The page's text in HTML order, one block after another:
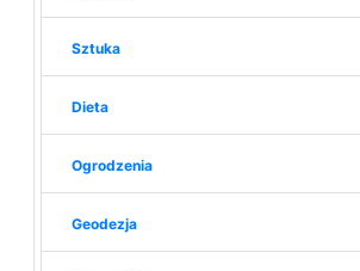
Sztuka
Dieta
Ogrodzenia
Geodezja